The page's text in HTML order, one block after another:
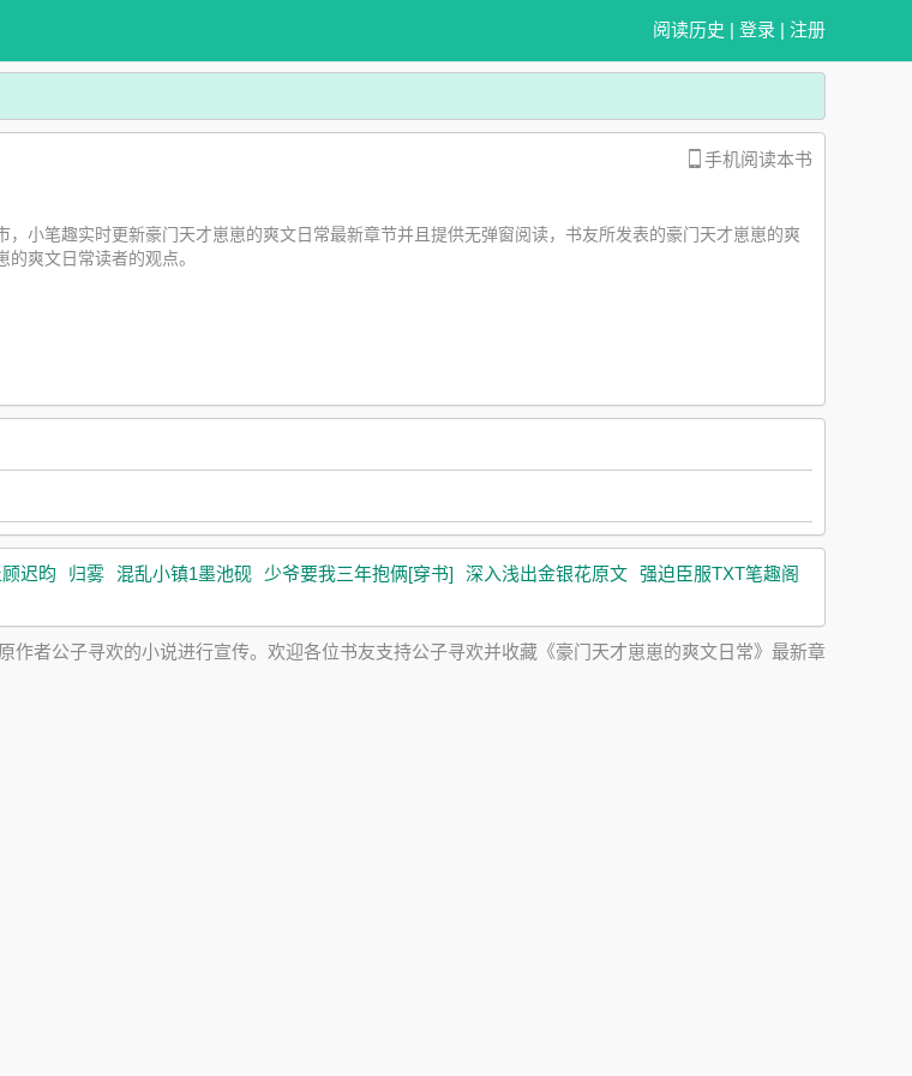
阅读历史 | 登录 | 注册
手机阅读本书
，小笔趣实时更新豪门天才崽崽的爽文日常最新章节并且提供无弹窗阅读，书友所发表的豪门天才崽崽的爽
爽文日常读者的观点。
迟昀 归雾 混乱小镇1墨池砚 少爷要我三年抱俩[穿书] 深入浅出金银花原文 强迫臣服TXT笔趣阁
作者公子寻欢的小说进行宣传。欢迎各位书友支持公子寻欢并收藏《豪门天才崽崽的爽文日常》最新章